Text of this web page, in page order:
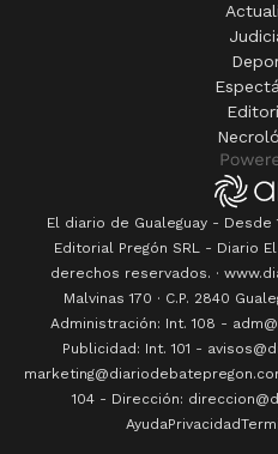
El diario de Gualeguay -
Editorial Pregón SRL - Diario
derechos reservados. · www.
Malvinas 170 · C.P. 2840
Administración: Int. 108 -
Publicidad: Int. 101 -
104 - Dirección:
AyudaPrivacidad